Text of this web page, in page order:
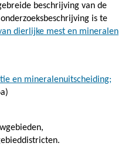
beschrijving van de
is te
dierlijke mest en mineralen
en mineralenuitscheiding;